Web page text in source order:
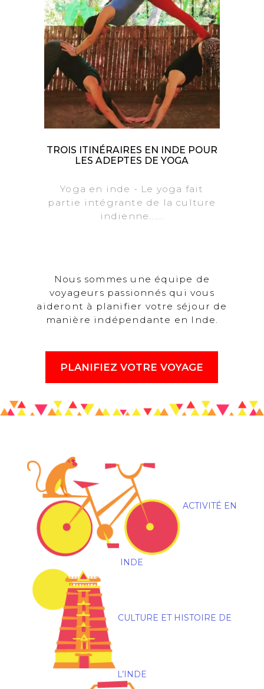
TROIS ITINÉRAIRES EN INDE POUR
LES ADEPTES DE YOGA
Yoga en inde - Le yoga fait
partie intégrante de la culture
indienne......
Nous sommes une équipe de
voyageurs passionnés qui vous
aideront à planifier votre séjour de
manière indépendante en Inde.
PLANIFIEZ VOTRE VOYAGE
ACTIVITÉ EN
INDE
CULTURE ET HISTOIRE DE
L’INDE